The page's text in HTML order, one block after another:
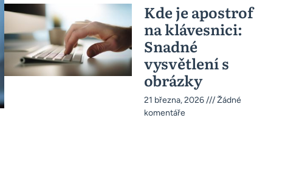
Kde je apostrof
na klávesnici:
Snadné
vysvětlení s
obrázky
21 března, 2026
Žádné
komentáře